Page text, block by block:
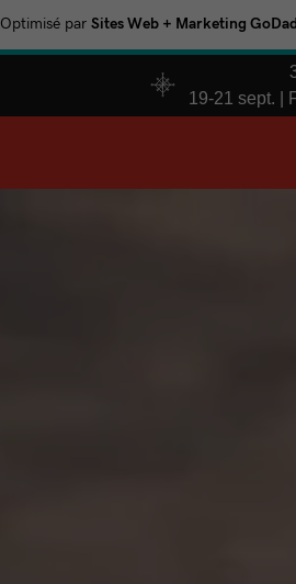
Optimisé par Sites Web + Marketing
19-21 sept. |